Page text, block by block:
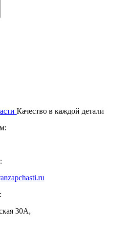
Качество в каждой детали
30А,